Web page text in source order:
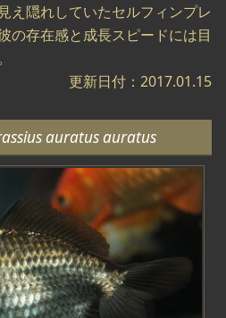
え隠れしていたセルフィンプレ
の存在感と成長スピードには目
更新日付：2017.01.15
auratus auratus